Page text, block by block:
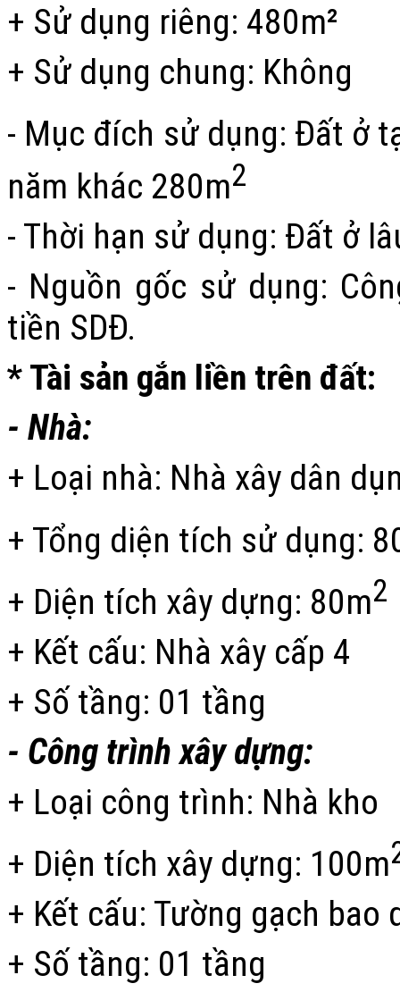
+ Sử dụng riêng: 480m²
+ Sử dụng chung: Không
- Mục đích sử dụng: Đất ở
năm khác 280m2
- Thời hạn sử dụng: Đất ở
- Nguồn gốc sử dụng:
tiền SDĐ.
* Tài sản gắn liền trên đất:
- Nhà:
+ Loại nhà: Nhà xây dân
+ Tổng diện tích sử dụng:
+ Diện tích xây dựng: 80m2
+ Kết cấu: Nhà xây cấp 4
+ Số tầng: 01 tầng
- Công trình xây dựng:
+ Loại công trình: Nhà kho
+ Diện tích xây dựng: 100m
+ Kết cấu: Tường gạch bao
+ Số tầng: 01 tầng